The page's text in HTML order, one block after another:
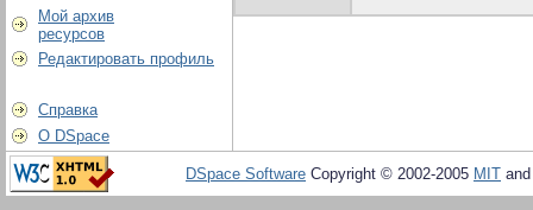
Мой архив
ресурсов
Редактировать профиль
Справка
О DSpace
DSpace Software Copyright © 2002-2005 MIT